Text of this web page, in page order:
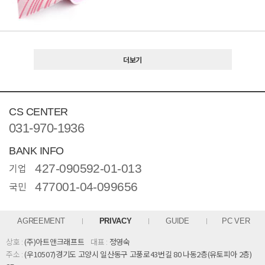
더보기
CS CENTER
031-970-1936
BANK INFO
기업 427-090592-01-013
국민 477001-04-099656
AGREEMENT PRIVACY GUIDE PC VER
상호 :(주)아트앤크래프트 대표 : 정영숙
주소 :(우10507)경기도 고양시 일산동구 고풍로43번길 80 나동2층(유토피아 2층)